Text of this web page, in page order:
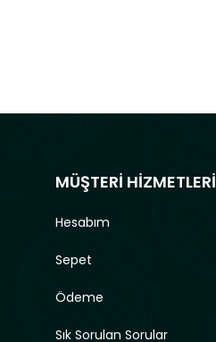
MÜŞTERİ HİZMETLERİ
Hesabım
Sepet
Ödeme
Sık Sorulan Sorular